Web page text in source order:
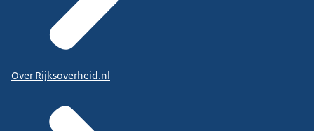
Over Rijksoverheid.nl